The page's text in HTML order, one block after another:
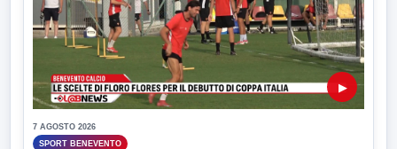
▶
7 AGOSTO 2026
SPORT BENEVENTO